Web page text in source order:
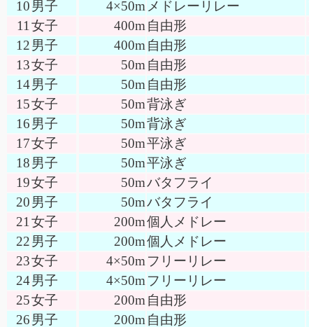
10男子 4×50m メドレーリレー
11 女子 400m 自由形
12男子 400m 自由形
13女子 50m 自由形
14男子 50m 自由形
15女子 50m背泳ぎ
16男子 50m背泳ぎ
17女子 50m平泳ぎ
18男子 50m平泳ぎ
19女子 50mバタフライ
20男子 50mバタフライ
21 女子 200m個人メドレー
22男子 200m個人メドレー
23女子 4×50m フリーリレー
24男子 4×50m フリーリレー
25女子 200m 自由形
26男子 200m 自由形